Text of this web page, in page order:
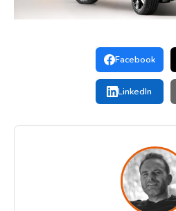
Facebook
LinkedIn